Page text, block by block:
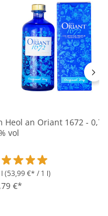
5 Sternen
Heol an Oriant 1672 - 0,7L
vol
(53,99 €* / 1 l)
€*